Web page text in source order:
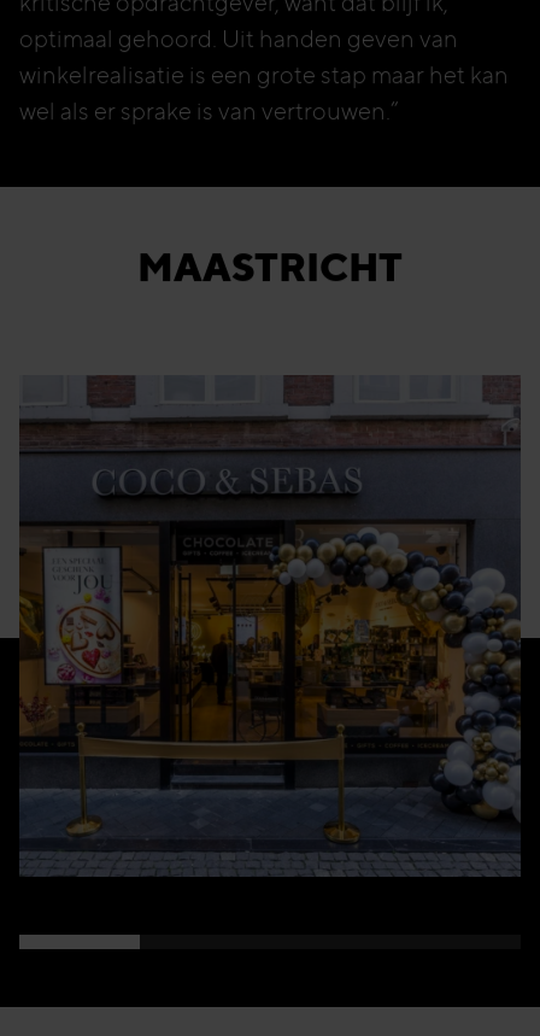
optimaal gehoord. Uit handen geven van
winkelrealisatie is een grote stap maar het kan
wel als er sprake is van vertrouwen.”
MAASTRICHT